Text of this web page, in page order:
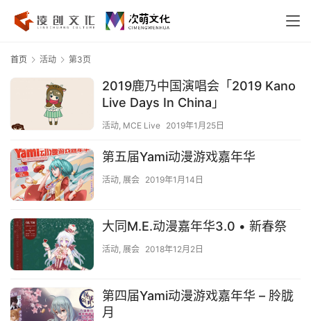
首页 活动 第3页
2019鹿乃中国演唱会「2019 Kano
Live Days In China」
活动, MCE Live 2019年1月25日
第五届Yami动漫游戏嘉年华
活动, 展会 2019年1月14日
大同M.E.动漫嘉年华3.0 • 新春祭
活动, 展会 2018年12月2日
第四届Yami动漫游戏嘉年华 – 朎胧
月